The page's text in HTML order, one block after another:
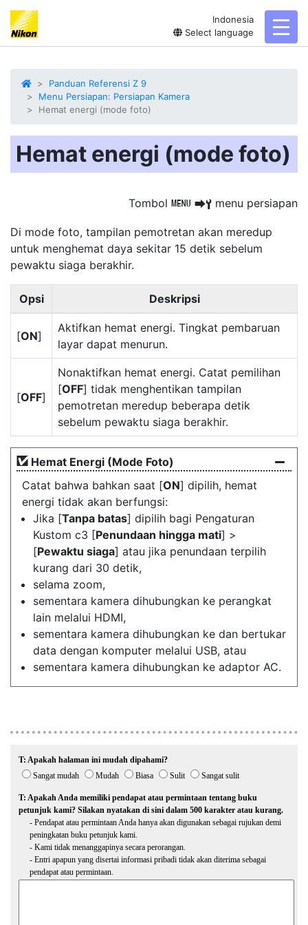
Indonesia
Select language
Panduan Referensi Z 9
Menu Persiapan: Persiapan Kamera
Hemat energi (mode foto)
Hemat energi (mode foto)
Tombol G UB menu persiapan
Di mode foto, tampilan pemotretan akan meredup
untuk menghemat daya sekitar 15 detik sebelum
pewaktu siaga berakhir.
Opsi Deskripsi
[ON]
Aktifkan hemat energi. Tingkat pembaruan
layar dapat menurun.
[OFF]
Nonaktifkan hemat energi. Catat pemilihan
[OFF] tidak menghentikan tampilan
pemotretan meredup beberapa detik
sebelum pewaktu siaga berakhir.
Hemat Energi (Mode Foto)
Catat bahwa bahkan saat [ON] dipilih, hemat
energi tidak akan berfungsi:
Jika [Tanpa batas] dipilih bagi Pengaturan
Kustom c3 [Penundaan hingga mati] >
[Pewaktu siaga] atau jika penundaan terpilih
kurang dari 30 detik,
selama zoom,
sementara kamera dihubungkan ke perangkat
lain melalui HDMI,
sementara kamera dihubungkan ke dan bertukar
data dengan komputer melalui USB, atau
sementara kamera dihubungkan ke adaptor AC.